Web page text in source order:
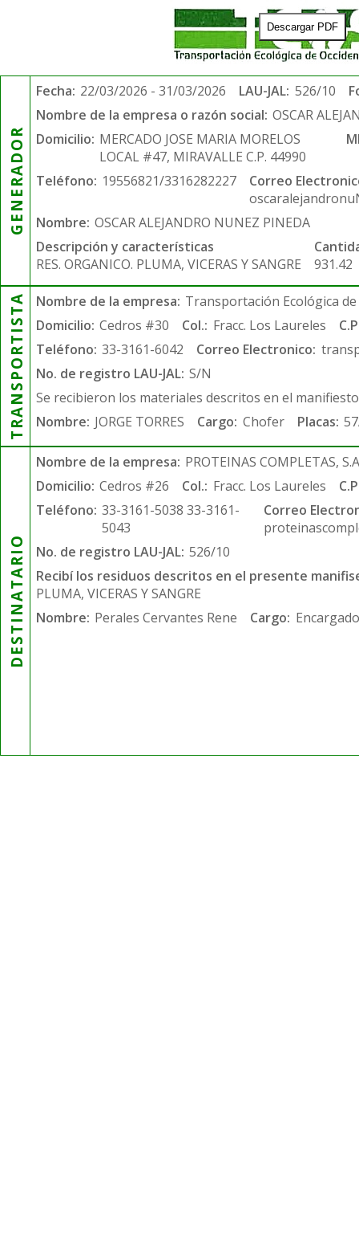
Descargar PDF
GENERADOR
Fecha: 22/03/2026 - 31/03/2026 LAU-JAL: 526/10
Nombre de la empresa o razón social: OSCAR
Domicilio: MERCADO JOSE MARIA MORELOS
LOCAL #47, MIRAVALLE C.P. 44990
Teléfono: 19556821/3316282227
Correo
Nombre: OSCAR ALEJANDRO NUNEZ PINEDA
Descripción y características
RES. ORGANICO. PLUMA, VICERAS Y SANGRE
931.42
TRANSPORTISTA Nombre de la empresa: Transportación Ecológica de
Domicilio: Cedros #30 Col.: Fracc. Los Laureles
Teléfono: 33-3161-6042 Correo Electronico:
No. de registro LAU-JAL: S/N
Se recibieron los materiales descritos en el
Nombre: JORGE TORRES Cargo: Chofer Placas:
DESTINATARIO
Nombre de la empresa: PROTEINAS COMPLETAS,
Domicilio: Cedros #26 Col.: Fracc. Los Laureles
Teléfono: 33-3161-5038 33-3161-
5043
Correo
No. de registro LAU-JAL: 526/10
Recibí los residuos descritos en el presente
PLUMA, VICERAS Y SANGRE
Nombre: Perales Cervantes Rene Cargo: